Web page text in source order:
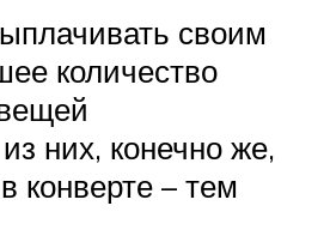
своим
количество
них, конечно же,
конверте – тем